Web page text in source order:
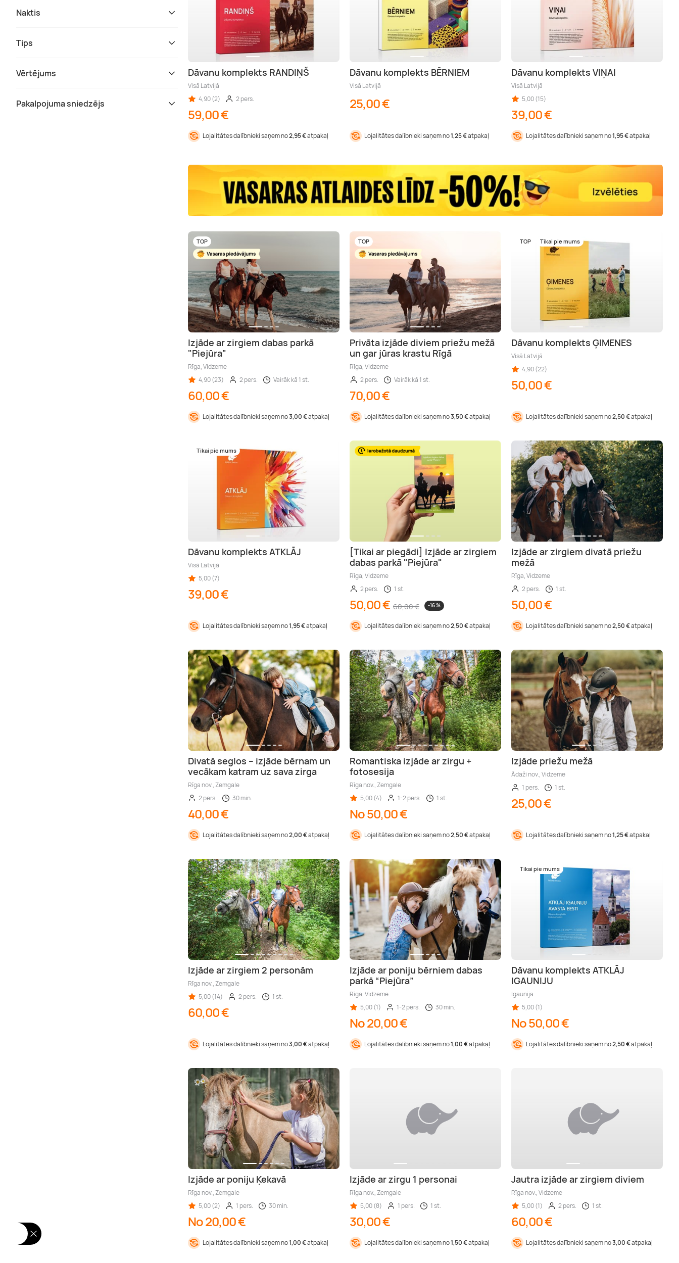
Naktis
Tips
Vērtējums
Pakalpojuma sniedzējs
Dāvanu komplekts RANDIŅŠ
Visā Latvijā
4,90 (2)
2 pers.
59,00 €
Lojalitātes dalībnieki saņem no2,95 €atpakaļ
Dāvanu komplekts BĒRNIEM
Visā Latvijā
25,00 €
Lojalitātes dalībnieki saņem no1,25 €atpakaļ
Dāvanu komplekts VIŅAI
Visā Latvijā
5,00 (15)
39,00 €
Lojalitātes dalībnieki saņem no1,95 €atpakaļ
TOP
Izjāde ar zirgiem dabas parkā
"Piejūra"
Rīga, Vidzeme
4,90 (23)
2 pers. Vairāk kā 1 st.
60,00 €
Lojalitātes dalībnieki saņem no3,00 €atpakaļ
TOP
Privāta izjāde diviem priežu mežā
un gar jūras krastu Rīgā
Rīga, Vidzeme
2 pers.
Vairāk kā 1 st.
70,00 €
Lojalitātes dalībnieki saņem no3,50 €atpakaļ
TOP Tikai pie mums
Dāvanu komplekts ĢIMENES
Visā Latvijā
4,90 (22)
50,00 €
Lojalitātes dalībnieki saņem no2,50 €atpakaļ
Tikai pie mums
Dāvanu komplekts ATKLĀJ
Visā Latvijā
5,00 (7)
39,00 €
Lojalitātes dalībnieki saņem no1,95 €atpakaļ
[Tikai ar piegādi] Izjāde ar zirgiem
dabas parkā "Piejūra"
Rīga, Vidzeme
2 pers.
1 st.
50,00 € 60,00 € -16 %
Lojalitātes dalībnieki saņem no2,50 €atpakaļ
Izjāde ar zirgiem divatā priežu
mežā
Rīga, Vidzeme
2 pers.
1 st.
50,00 €
Lojalitātes dalībnieki saņem no2,50 €atpakaļ
Divatā seglos – izjāde bērnam un
vecākam katram uz sava zirga
Rīga nov., Zemgale
2 pers.
30 min.
40,00 €
Lojalitātes dalībnieki saņem no2,00 €atpakaļ
Romantiska izjāde ar zirgu +
fotosesija
Rīga nov., Zemgale
5,00 (4)
1-2 pers. 1 st.
No 50,00 €
Lojalitātes dalībnieki saņem no2,50 €atpakaļ
Izjāde priežu mežā
Ādaži nov., Vidzeme
1 pers.
1 st.
25,00 €
Lojalitātes dalībnieki saņem no1,25 €atpakaļ
Izjāde ar zirgiem 2 personām
Rīga nov., Zemgale
5,00 (14)
2 pers. 1 st.
60,00 €
Lojalitātes dalībnieki saņem no3,00 €atpakaļ
Izjāde ar poniju bērniem dabas
parkā “Piejūra”
Rīga, Vidzeme
5,00 (1)
1-2 pers. 30 min.
No 20,00 €
Lojalitātes dalībnieki saņem no1,00 €atpakaļ
Tikai pie mums
Dāvanu komplekts ATKLĀJ
IGAUNIJU
Igaunija
5,00 (1)
No 50,00 €
Lojalitātes dalībnieki saņem no2,50 €atpakaļ
Izjāde ar poniju Ķekavā
Rīga nov., Zemgale
5,00 (2)
1 pers. 30 min.
No 20,00 €
Lojalitātes dalībnieki saņem no1,00 €atpakaļ
Izjāde ar zirgu 1 personai
Rīga nov., Zemgale
5,00 (8)
1 pers. 1 st.
30,00 €
Lojalitātes dalībnieki saņem no1,50 €atpakaļ
Jautra izjāde ar zirgiem diviem
Rīga nov., Vidzeme
5,00 (1)
2 pers. 1 st.
60,00 €
Lojalitātes dalībnieki saņem no3,00 €atpakaļ